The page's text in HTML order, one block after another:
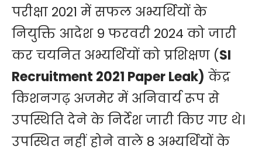
परीक्षा 2021 में सफल अभ्यर्थियों के
नियुक्ति आदेश 9 फरवरी 2024 को जारी
कर चयनित अभ्यर्थियों को प्रशिक्षण (SI
Recruitment 2021 Paper Leak) केंद्र
किशनगढ़ अजमेर में अनिवार्य रूप से
उपस्थिति देने के निर्देश जारी किए गए थे।
उपस्थित नहीं होने वाले 8 अभ्यर्थियों के